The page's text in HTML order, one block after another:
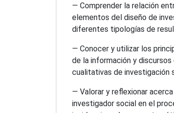
— Comprender la relación
elementos del diseño de
diferentes tipologías de
— Conocer y utilizar los
de la información y
cualitativas de investigación
— Valorar y reflexionar
investigador social en el